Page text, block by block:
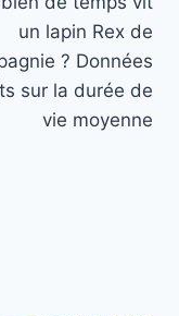
un lapin Rex de
? Données
sur la durée de
vie moyenne